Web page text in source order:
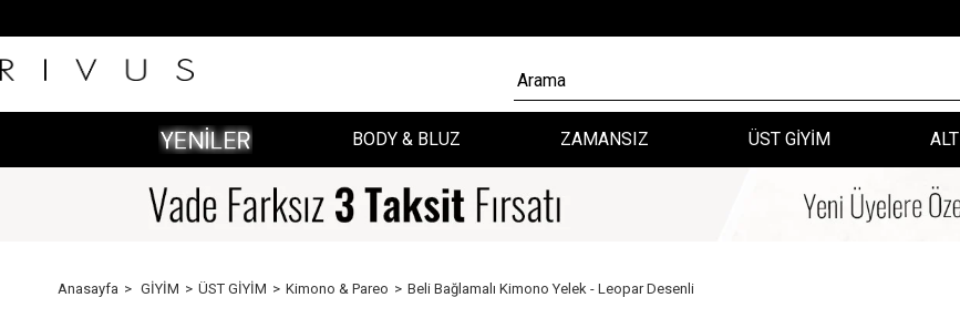
BODY & BLUZ ZAMANSIZ ÜST GİYİM
Anasayfa GİYİM ÜST GİYİM Kimono & Pareo Beli Bağlamalı Kimono Yelek - Leopar Desenli